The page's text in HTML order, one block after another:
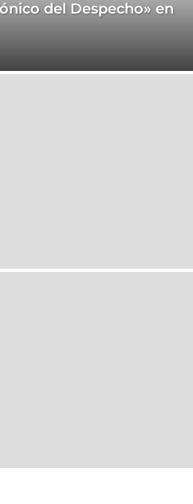
del Despecho» en